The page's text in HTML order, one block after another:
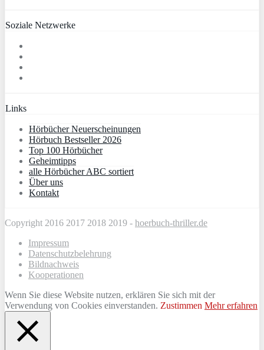
Soziale Netzwerke
Links
Hörbücher Neuerscheinungen
Hörbuch Bestseller 2026
Top 100 Hörbücher
Geheimtipps
alle Hörbücher ABC sortiert
Über uns
Kontakt
Copyright 2016 2017 2018 2019 - hoerbuch-thriller.de
Impressum
Datenschutzbelehrung
Bildnachweis
Kooperationen
Wenn Sie diese Website nutzen, erklären Sie sich mit der
Verwendung von Cookies einverstanden. Zustimmen Mehr erfahren